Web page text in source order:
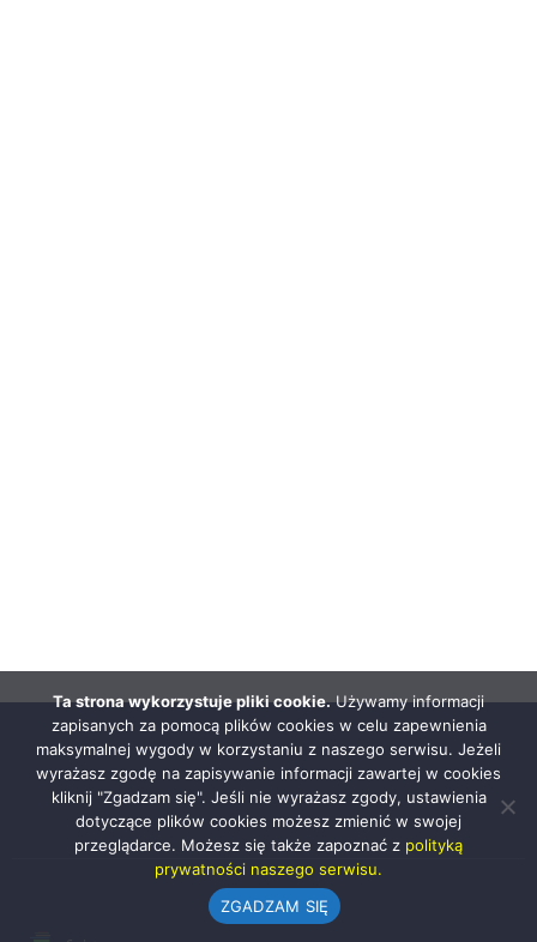
Ta strona wykorzystuje pliki cookie.Używamy informacji
zapisanych za pomocą plików cookies w celu zapewnienia
maksymalnej wygody w korzystaniu z naszego serwisu. Jeżeli
wyrażasz zgodę na zapisywanie informacji zawartej w cookies
kliknij "Zgadzam się". Jeśli nie wyrażasz zgody, ustawienia
dotyczące plików cookies możesz zmienić w swojej
przeglądarce. Możesz się także zapoznać z polityką
prywatności naszego serwisu.
ZGADZAM SIĘ